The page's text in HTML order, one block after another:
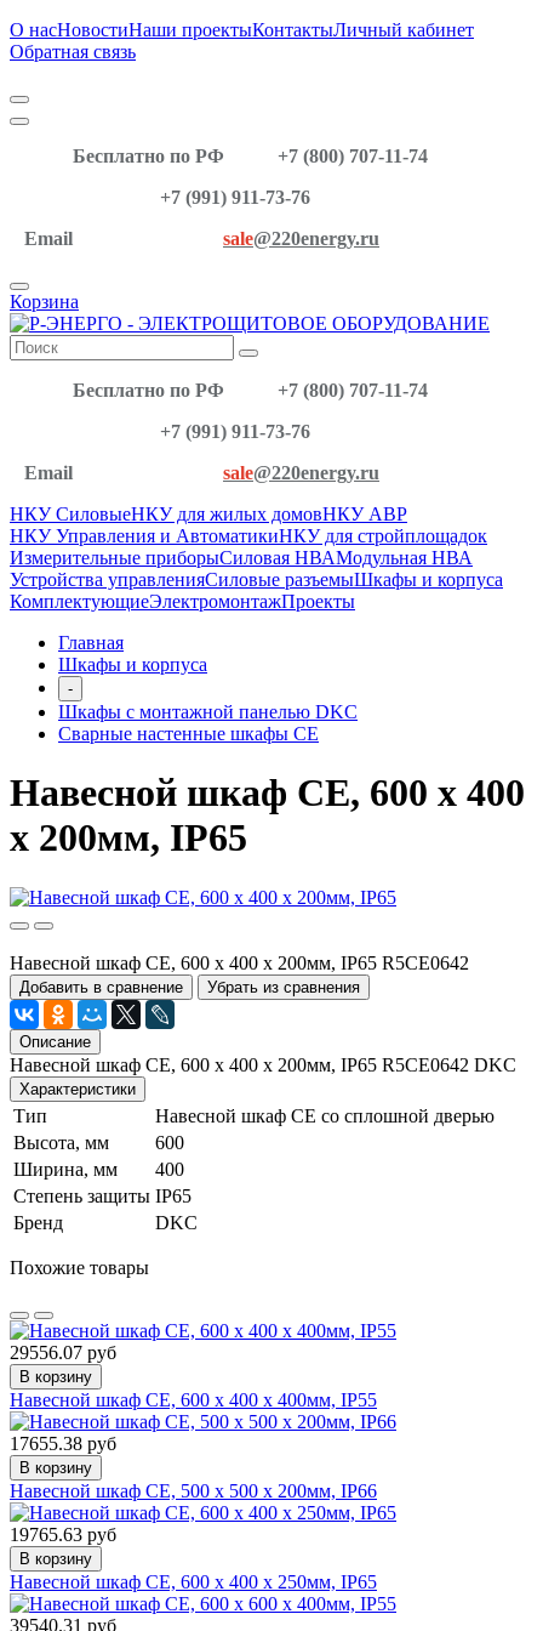
О насНовостиНаши проектыКонтактыЛичный кабинет
Обратная связь
Бесплатно по РФ
+7 (800) 707-11-74
+7 (991) 911-73-76
Email
sale@220energy.ru
Корзина
Бесплатно по РФ
+7 (800) 707-11-74
+7 (991) 911-73-76
Email
sale@220energy.ru
НКУ СиловыеНКУ для жилых домовНКУ АВР
НКУ Управления и АвтоматикиНКУ для стройплощадок
Измерительные приборыСиловая НВАМодульная НВА
Устройства управленияСиловые разъемыШкафы и корпуса
КомплектующиеЭлектромонтажПроекты
Главная
Шкафы и корпуса
-
Шкафы с монтажной панелью DKC
Сварные настенные шкафы СЕ
Навесной шкаф CE, 600 x 400
x 200мм, IP65
Навесной шкаф CE, 600 x 400 x 200мм, IP65 R5CE0642
Добавить в сравнение Убрать из сравнения
Описание
Навесной шкаф CE, 600 x 400 x 200мм, IP65 R5CE0642 DKC
Характеристики
Тип
Навесной шкаф CE со сплошной дверью
Высота, мм
600
Ширина, мм
400
Степень защиты IP65
Бренд
DKC
Похожие товары
29556.07 руб
В корзину
Навесной шкаф CE, 600 x 400 x 400мм, IP55
17655.38 руб
В корзину
Навесной шкаф CE, 500 x 500 x 200мм, IP66
19765.63 руб
В корзину
Навесной шкаф CE, 600 x 400 x 250мм, IP65
39540.31 руб